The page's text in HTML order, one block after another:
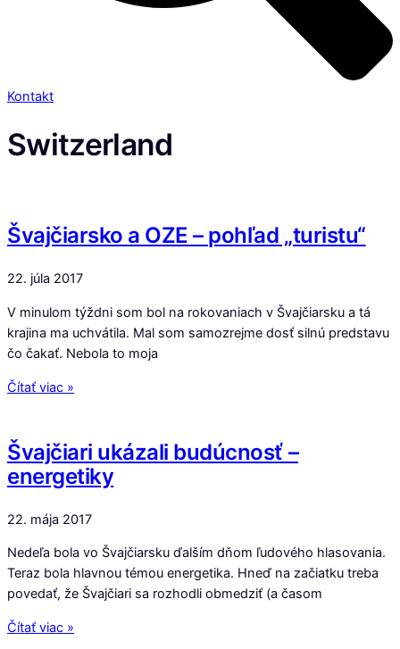
Kontakt
Switzerland
Švajčiarsko a OZE – pohľad „turistu“
22. júla 2017
V minulom týždni som bol na rokovaniach v Švajčiarsku a tá
krajina ma uchvátila. Mal som samozrejme dosť silnú predstavu
čo čakať. Nebola to moja
Čítať viac »
Švajčiari ukázali budúcnosť –
energetiky
22. mája 2017
Nedeľa bola vo Švajčiarsku ďalším dňom ľudového hlasovania.
Teraz bola hlavnou témou energetika. Hneď na začiatku treba
povedať, že Švajčiari sa rozhodli obmedziť (a časom
Čítať viac »